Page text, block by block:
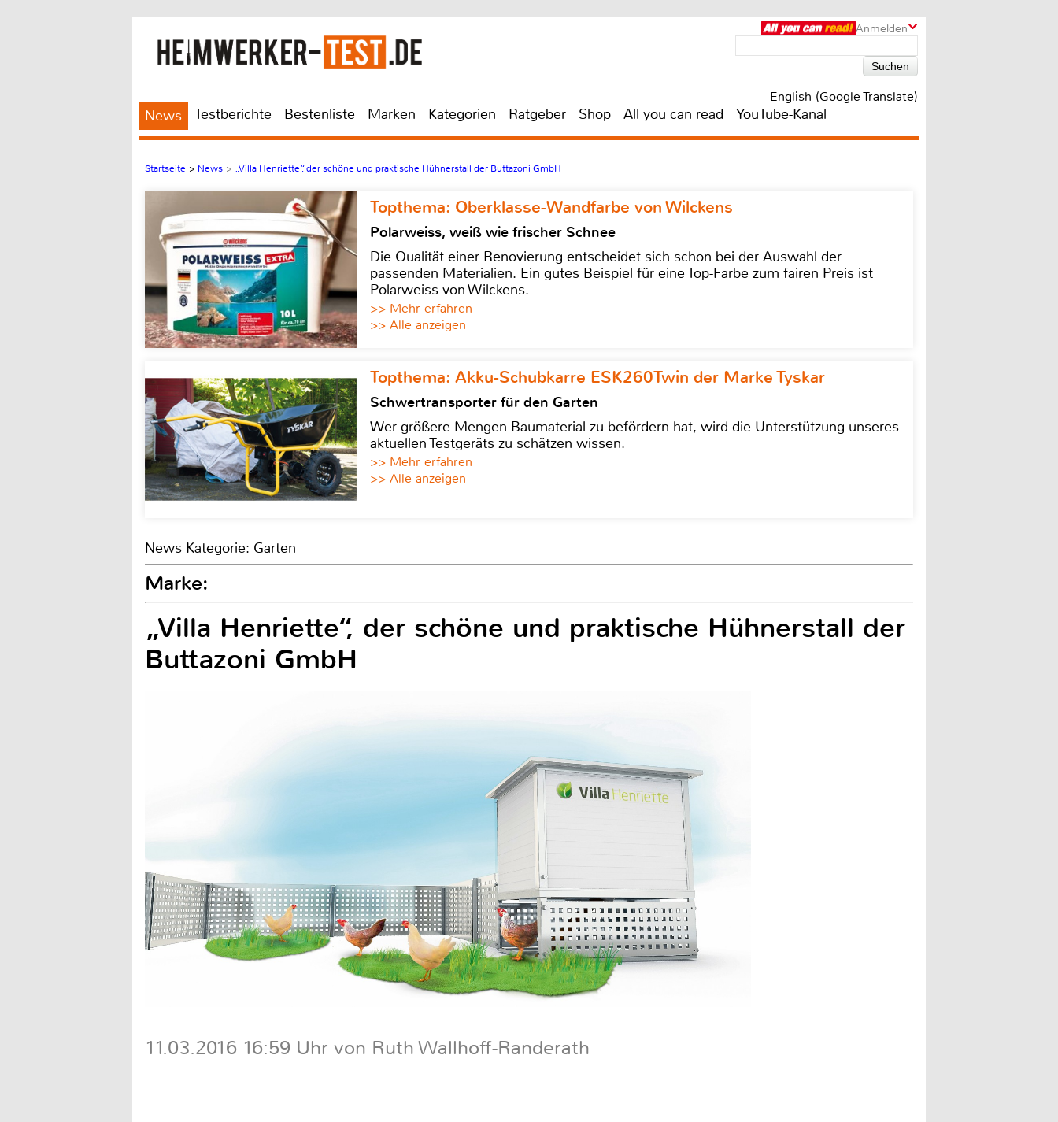
Anmelden
English (Google Translate)
News Testberichte Bestenliste Marken Kategorien Ratgeber Shop All you can read YouTube-Kanal
Startseite > News > „Villa Henriette“, der schöne und praktische Hühnerstall der Buttazoni GmbH
Topthema: Oberklasse-Wandfarbe von Wilckens
Polarweiss, weiß wie frischer Schnee
Die Qualität einer Renovierung entscheidet sich schon bei der Auswahl der
passenden Materialien. Ein gutes Beispiel für eine Top-Farbe zum fairen Preis ist
Polarweiss von Wilckens.
>> Mehr erfahren
>> Alle anzeigen
Topthema: Akku-Schubkarre ESK260Twin der Marke Tyskar
Schwertransporter für den Garten
Wer größere Mengen Baumaterial zu befördern hat, wird die Unterstützung unseres
aktuellen Testgeräts zu schätzen wissen.
>> Mehr erfahren
>> Alle anzeigen
News Kategorie: Garten
Marke:
„Villa Henriette“, der schöne und praktische Hühnerstall der
Buttazoni GmbH
11.03.2016 16:59 Uhr von Ruth Wallhoff-Randerath